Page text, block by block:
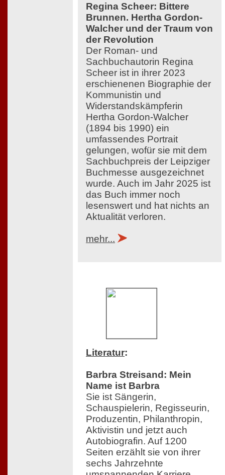
Regina Scheer: Bittere
Brunnen. Hertha Gordon-
Walcher und der Traum von
der Revolution
Der Roman- und
Sachbuchautorin Regina
Scheer ist in ihrer 2023
erschienenen Biographie der
Kommunistin und
Widerstandskämpferin
Hertha Gordon-Walcher
(1894 bis 1990) ein
umfassendes Portrait
gelungen, wofür sie mit dem
Sachbuchpreis der Leipziger
Buchmesse ausgezeichnet
wurde. Auch im Jahr 2025 ist
das Buch immer noch
lesenswert und hat nichts an
Aktualität verloren.
mehr...
Literatur:
Barbra Streisand: Mein
Name ist Barbra
Sie ist Sängerin,
Schauspielerin, Regisseurin,
Produzentin, Philanthropin,
Aktivistin und jetzt auch
Autobiografin. Auf 1200
Seiten erzählt sie von ihrer
sechs Jahrzehnte